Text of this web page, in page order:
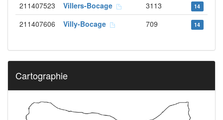
211407523 Villers-Bocage 3113 14
211407606 Villy-Bocage 709 14
Cartographie